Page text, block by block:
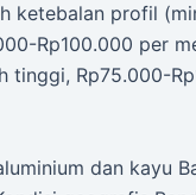
ketebalan profil
Rp100.000 per
tinggi, Rp75.000-
dan kayu